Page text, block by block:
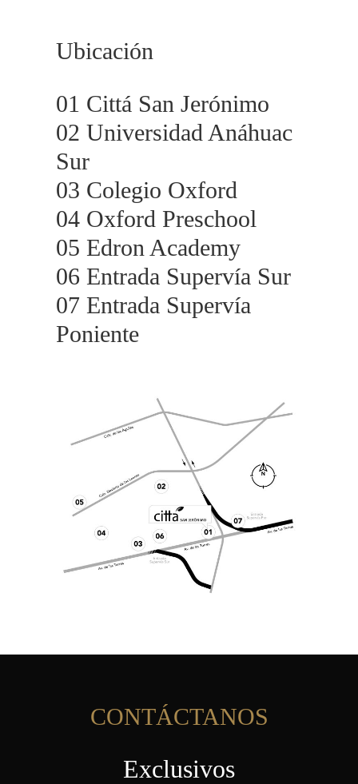
Ubicación
01 Cittá San Jerónimo
02 Universidad Anáhuac
Sur
03 Colegio Oxford
04 Oxford Preschool
05 Edron Academy
06 Entrada Supervía Sur
07 Entrada Supervía
Poniente
CONTÁCTANOS
Exclusivos